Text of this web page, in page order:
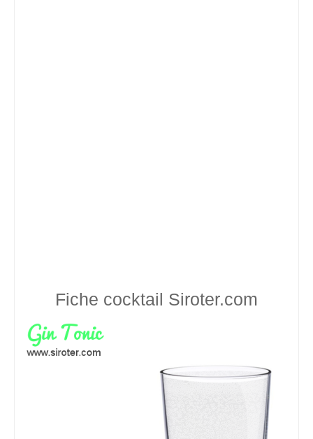
Fiche cocktail Siroter.com